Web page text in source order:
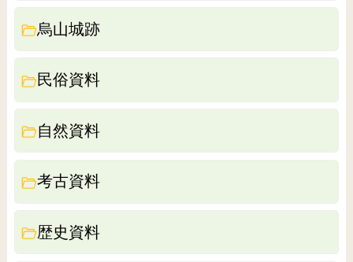
烏山城跡
民俗資料
自然資料
考古資料
歴史資料